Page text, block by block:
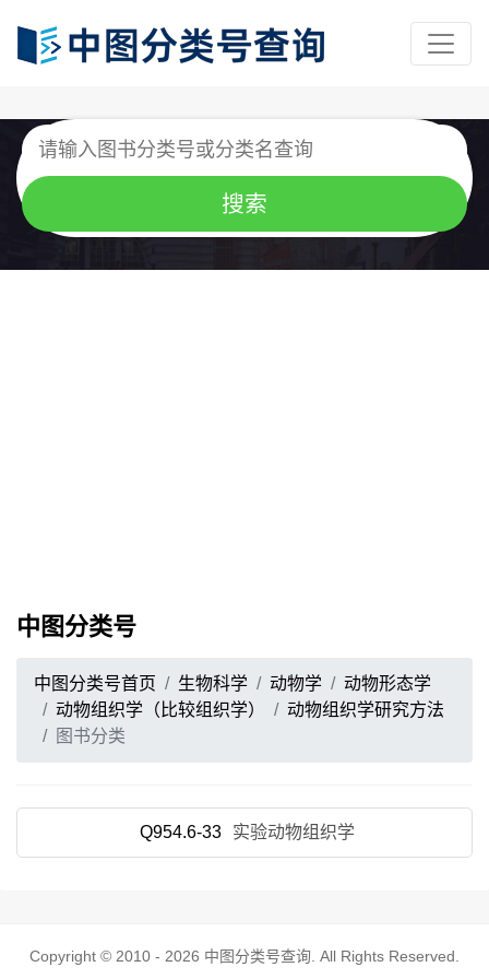
中图分类号
中图分类号首页 生物科学 动物学
动物形态学
动物组织学（比较组织学）
动物组织学研究方法
图书分类
Q954.6-33 实验动物组织学
Copyright © 2010 - 2026 中图分类号查询 . All Rights Reserved.